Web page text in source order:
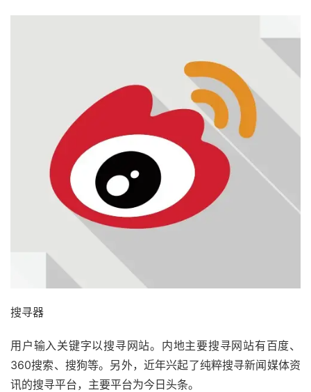
搜寻器
用户输入关键字以搜寻网站。内地主要搜寻网站有百度、
360搜索、搜狗等。另外，近年兴起了纯粹搜寻新闻媒体资
讯的搜寻平台，主要平台为今日头条。